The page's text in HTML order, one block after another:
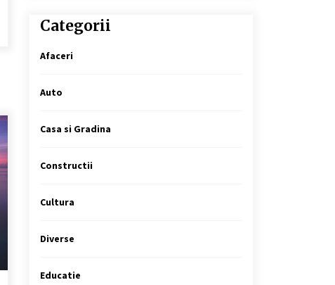
Categorii
Afaceri
Auto
Casa si Gradina
Constructii
Cultura
Diverse
Educatie